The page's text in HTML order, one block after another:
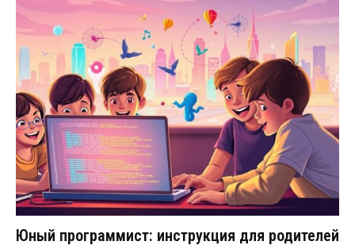
Юный программист: инструкция для родителей